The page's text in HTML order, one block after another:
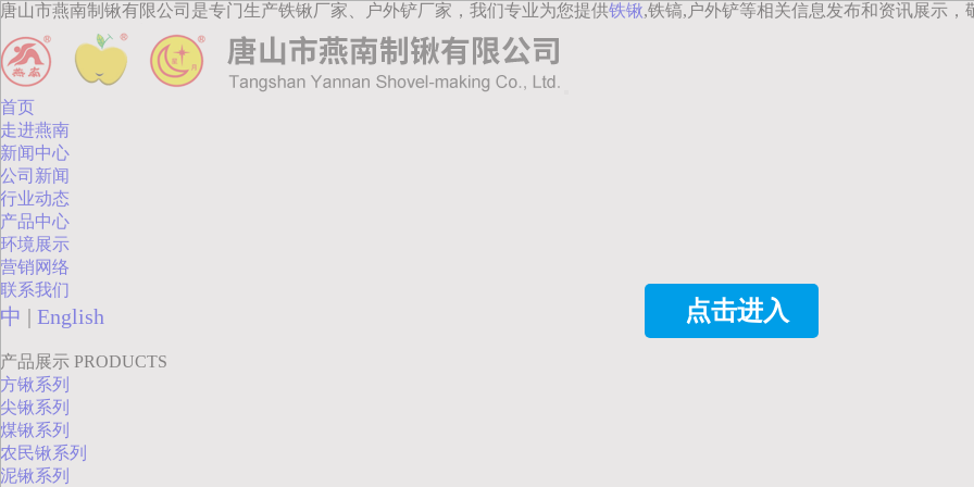
点击进入
唐山市燕南制锹有限公司是专门生产铁锹厂家、户外铲厂家，我们专业为您提供铁锹,铁镐,户外铲等相关信息发布和资讯展示，
首页
走进燕南
新闻中心
公司新闻
行业动态
产品中心
环境展示
营销网络
联系我们
中 | English
产品展示 PRODUCTS
方锹系列
尖锹系列
煤锹系列
农民锹系列
泥锹系列